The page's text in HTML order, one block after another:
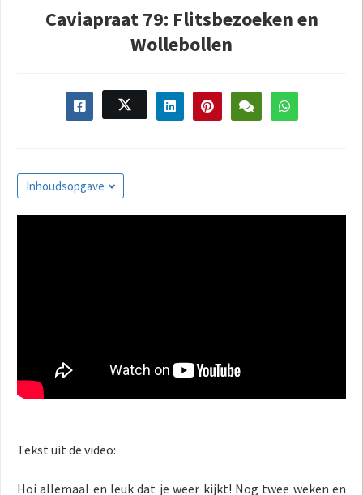
Caviapraat 79: Flitsbezoeken en
Wollebollen
Inhoudsopgave
Tekst uit de video:
Hoi allemaal en leuk dat je weer kijkt! Nog twee weken en